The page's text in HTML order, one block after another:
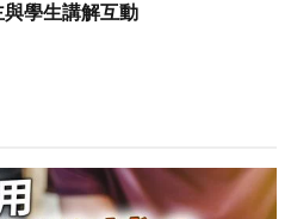
學生講解互動